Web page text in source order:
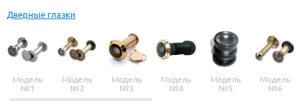
Дверные глазки
Модель
№1
Модель
№2
Модель
№3
Модель
№4
Модель
№5
Модель
№6